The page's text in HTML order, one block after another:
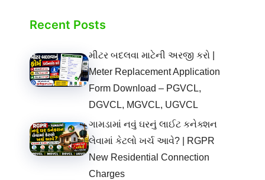
Recent Posts
મીટર બદલવા માટેની અરજી કરો |
Meter Replacement Application
Form Download – PGVCL,
DGVCL, MGVCL, UGVCL
ગામડામાં નવું ઘરનું લાઈટ કનેક્શન
લેવામાં કેટલો ખર્ચ આવે? | RGPR
New Residential Connection
Charges